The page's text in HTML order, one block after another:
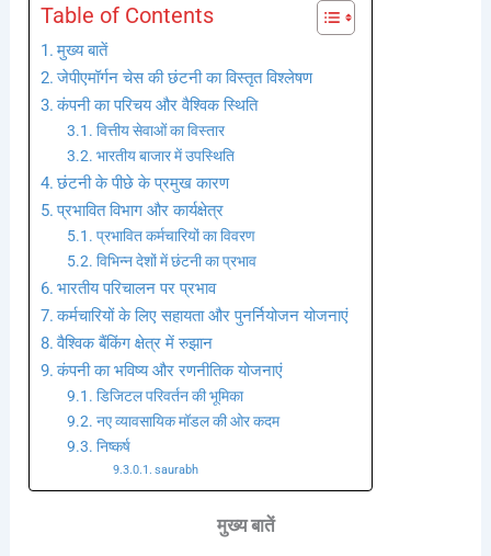
Table of Contents
मुख्य बातें
जेपीएमॉर्गन चेस की छंटनी का विस्तृत विश्लेषण
कंपनी का परिचय और वैश्विक स्थिति
वित्तीय सेवाओं का विस्तार
भारतीय बाजार में उपस्थिति
छंटनी के पीछे के प्रमुख कारण
प्रभावित विभाग और कार्यक्षेत्र
प्रभावित कर्मचारियों का विवरण
विभिन्न देशों में छंटनी का प्रभाव
भारतीय परिचालन पर प्रभाव
कर्मचारियों के लिए सहायता और पुनर्नियोजन योजनाएं
वैश्विक बैंकिंग क्षेत्र में रुझान
कंपनी का भविष्य और रणनीतिक योजनाएं
डिजिटल परिवर्तन की भूमिका
नए व्यावसायिक मॉडल की ओर कदम
निष्कर्ष
saurabh
मुख्य बातें